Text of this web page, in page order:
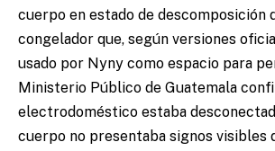
cuerpo en estado de descomposición
congelador que, según versiones
usado por Nyny como espacio para
Ministerio Público de Guatemala
electrodoméstico estaba
cuerpo no presentaba signos visibles